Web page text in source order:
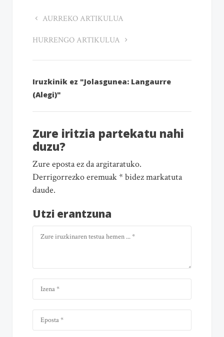
AURREKO ARTIKULUA
HURRENGO ARTIKULUA
Iruzkinik ez "Jolasgunea: Langaurre
(Alegi)"
Zure iritzia partekatu nahi
duzu?
Zure eposta ez da argitaratuko.
Derrigorrezko eremuak * bidez markatuta
daude.
Utzi erantzuna